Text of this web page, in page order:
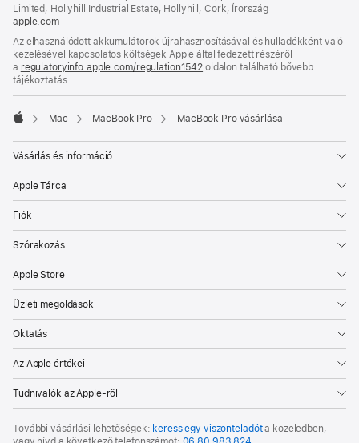
Limited, Hollyhill Industrial Estate, Hollyhill, Cork, Írország
apple.com(új
nyílik
meg)
Az elhasználódott akkumulátorok újrahasznosításával és hulladékként való
kezelésével kapcsolatos költségek Apple által fedezett részéről
a regulatoryinfo.apple.com/regulation1542 (új
nyílik
oldalon található bővebb
tájékoztatás.
Mac MacBook Pro MacBook Pro vásárlása
Vásárlás és információ
Apple Tárca
Fiók
Szórakozás
Apple Store
Üzleti megoldások
Oktatás
Az Apple értékei
Tudnivalók az Apple-ről
További vásárlási lehetőségek: keress egy viszonteladóta közeledben,